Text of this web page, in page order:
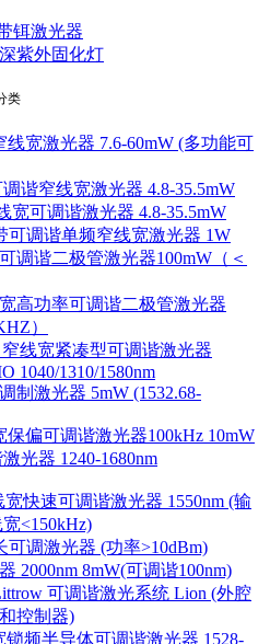
铒激光器
紫外固化灯
类
线宽激光器 7.6-60mW (多功能可
谐窄线宽激光器 4.8-35.5mW
宽可调谐激光器 4.8-35.5mW
可调谐单频窄线宽激光器 1W
调谐二极管激光器100mW（＜
高功率可调谐二极管激光器
）
窄线宽紧凑型可调谐激光器
1040/1310/1580nm
制激光器 5mW (1532.68-
保偏可调谐激光器100kHz 10mW
光器 1240-1680nm
快速可调谐激光器 1550nm (输
<150kHz)
可调激光器 (功率>10dBm)
2000nm 8mW(可调谐100nm)
可调谐激光系统 Lion (外腔
控制器)
频半导体可调谐激光器 1528-